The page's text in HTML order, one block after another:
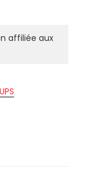
affiliée aux